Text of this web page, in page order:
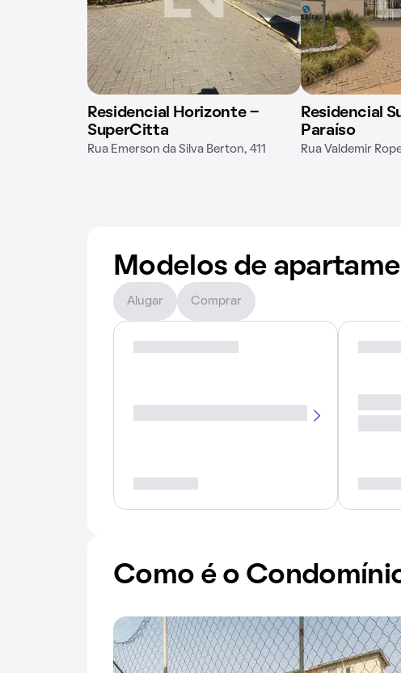
Residencial Horizonte -
SuperCitta
Rua Emerson da Silva Berton, 411
Residencial
Paraíso
Rua Valdemir
Modelos de
Alugar Comprar
Como é o